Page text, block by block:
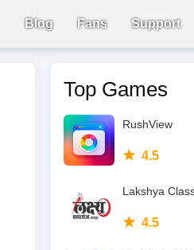
Blog Fans Support
Top Games
RushView
4.5
Lakshya
4.5